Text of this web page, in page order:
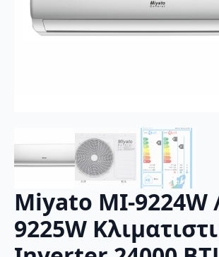
Miyato MI-9224W
9225W